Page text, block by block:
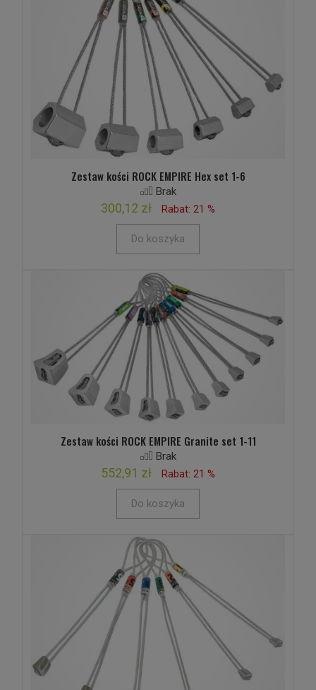
Zestaw kości ROCK EMPIRE Hex set 1-6
Brak
300,12 zł Rabat: 21 %
Do koszyka
Zestaw kości ROCK EMPIRE Granite set 1-11
Brak
552,91 zł Rabat: 21 %
Do koszyka